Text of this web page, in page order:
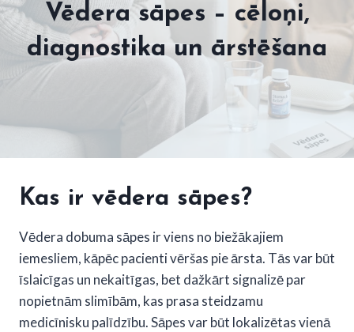
Vēdera sāpes – cēloņi,
diagnostika un ārstēšana
Kas ir vēdera sāpes?
Vēdera dobuma sāpes ir viens no biežākajiem
iemesliem, kāpēc pacienti vēršas pie ārsta. Tās var būt
īslaicīgas un nekaitīgas, bet dažkārt signalizē par
nopietnām slimībām, kas prasa steidzamu
medicīnisku palīdzību. Sāpes var būt lokalizētas vienā